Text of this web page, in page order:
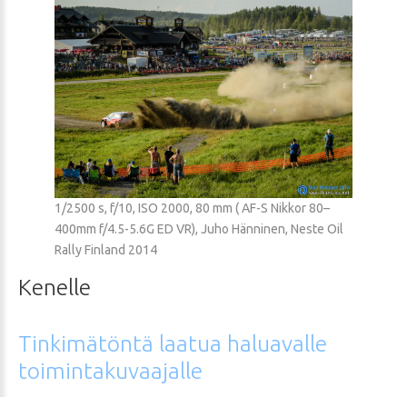
1/2500 s, f/10, ISO 2000, 80 mm ( AF-S Nikkor 80–
400mm f/4.5-5.6G ED VR), Juho Hänninen, Neste Oil
Rally Finland 2014
Kenelle
Tinkimätöntä laatua haluavalle
toimintakuvaajalle